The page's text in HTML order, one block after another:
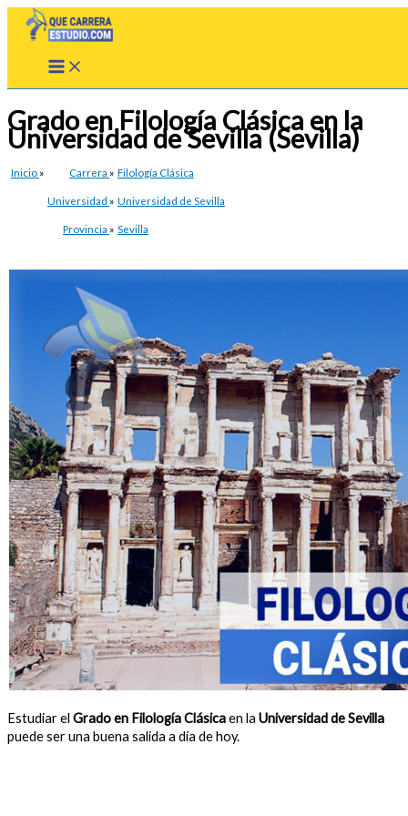
Grado en Filología Clásica en la
Universidad de Sevilla (Sevilla)
Inicio » Carrera » Filología Clásica
Universidad » Universidad de Sevilla
Provincia » Sevilla
Estudiar el Grado en Filología Clásicaen la Universidad de Sevilla
puede ser una buena salida a día de hoy.